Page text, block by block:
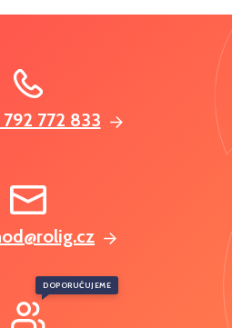
772 833
DOPORUČUJEME